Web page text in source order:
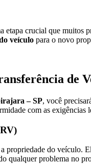
crucial que muitos
veículo para o novo
de
– SP, você
com as exigências
do veículo.
qualquer problema no